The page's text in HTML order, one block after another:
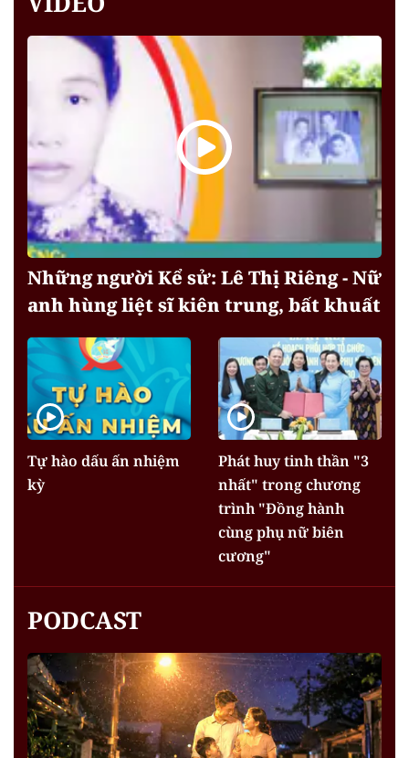
Những người Kể sử: Lê Thị Riêng - Nữ
anh hùng liệt sĩ kiên trung, bất khuất
Tự hào dấu ấn nhiệm
kỳ
Phát huy tinh thần "3
nhất" trong chương
trình "Đồng hành
cùng phụ nữ biên
cương"
PODCAST